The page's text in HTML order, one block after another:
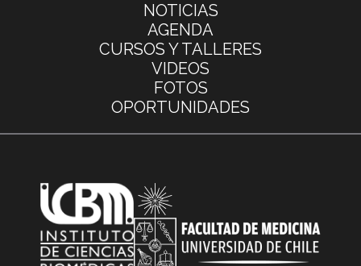
NOTICIAS
AGENDA
CURSOS Y TALLERES
VIDEOS
FOTOS
OPORTUNIDADES